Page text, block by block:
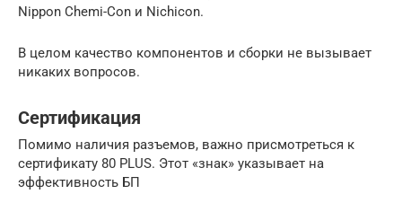
Nippon Chemi-Con и Nichicon.
В целом качество компонентов и сборки не вызывает
никаких вопросов.
Сертификация
Помимо наличия разъемов, важно присмотреться к
сертификату 80 PLUS. Этот «знак» указывает на
эффективность БП